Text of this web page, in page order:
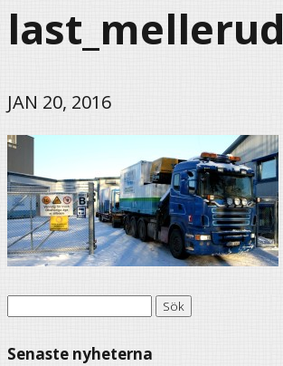
last_mellerud
JAN 20, 2016
Senaste nyheterna